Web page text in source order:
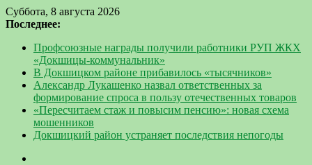
Суббота, 8 августа 2026
Последнее:
Профсоюзные награды получили работники РУП ЖКХ
«Докшицы-коммунальник»
В Докшицком районе прибавилось «тысячников»
Александр Лукашенко назвал ответственных за
формирование спроса в пользу отечественных товаров
«Пересчитаем стаж и повысим пенсию»: новая схема
мошенников
Докшицкий район устраняет последствия непогоды